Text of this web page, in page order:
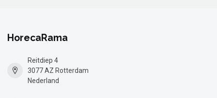
HorecaRama
Reitdiep 4
3077 AZ Rotterdam
Nederland